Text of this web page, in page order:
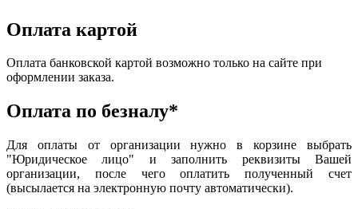
Оплата картой
Оплата банковской картой возможно только на сайте при
оформлении заказа.
Оплата по безналу*
Для оплаты от организации нужно в корзине выбрать
"Юридическое лицо" и заполнить реквизиты Вашей
организации, после чего оплатить полученный счет
(высылается на электронную почту автоматически).